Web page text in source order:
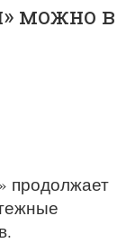
можно в
продолжает